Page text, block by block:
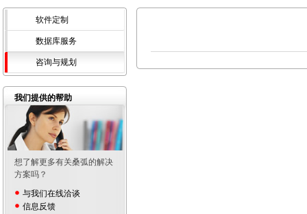
软件定制
数据库服务
咨询与规划
我们提供的帮助
想了解更多有关桑弧的解决
方案吗？
与我们在线洽谈
信息反馈